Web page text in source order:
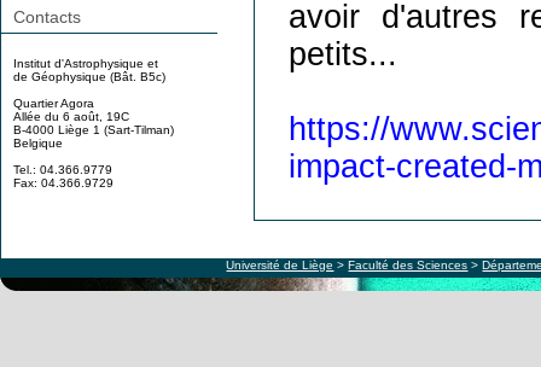
Contacts
Institut d'Astrophysique et
de Géophysique (Bât. B5c)
Quartier Agora
Allée du 6 août, 19C
B-4000 Liège 1 (Sart-Tilman)
Belgique
Tel.: 04.366.9779
Fax: 04.366.9729
avoir d'autres
petits...
https://
impact-created-
Université de Liège >Faculté des Sciences >